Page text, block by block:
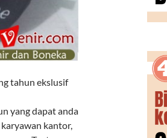
tahun ekslusif
yang dapat anda
kantor,